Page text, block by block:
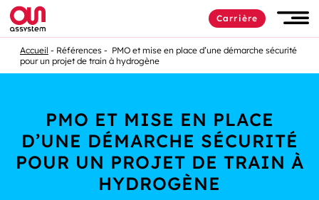
Carrière
Accueil Références
PMO et mise en place d’une démarche sécurité
pour un projet de train à hydrogène
PMO ET MISE EN PLACE
D’UNE DÉMARCHE SÉCURITÉ
POUR UN PROJET DE TRAIN À
HYDROGÈNE